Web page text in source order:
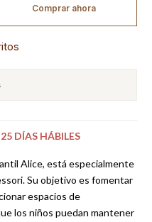
Comprar ahora
DÍAS HÁBILES
Alice, está especialmente
Su objetivo es fomentar
espacios de
los niños puedan mantener